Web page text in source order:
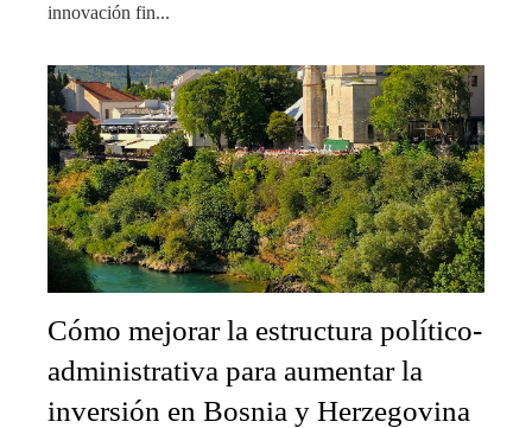
innovación fin...
Cómo mejorar la estructura político-
administrativa para aumentar la
inversión en Bosnia y Herzegovina